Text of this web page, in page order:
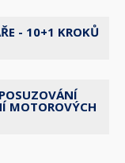
- 10+1 KROKŮ
MOTOROVÝCH